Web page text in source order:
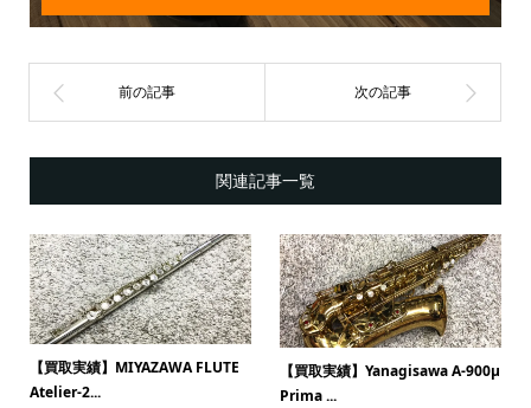
関連記事一覧
【買取実績】MIYAZAWA FLUTE
Atelier-2...
【買取実績】Yanagisawa A-900μ
Prima ...